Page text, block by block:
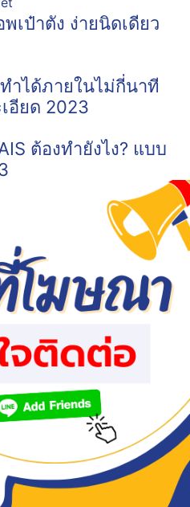
เป๋าตัง ง่ายนิดเดียว
ำได้ภายในไม่กี่นาที
อียด 2023
ต้องทำยังไง? แบบ